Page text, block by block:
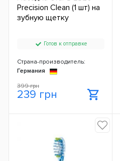
Precision Clean (1 шт) на
зубную щетку
Готов к отправке
Страна-производитель:
Германия
399 грн
239 грн